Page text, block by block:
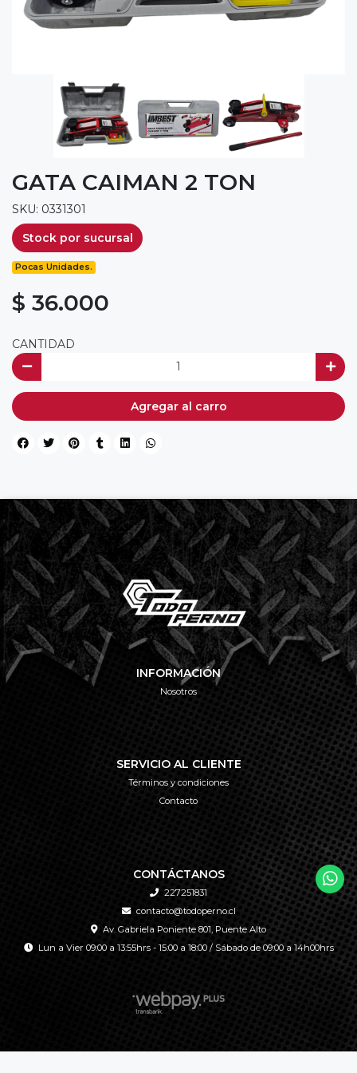
GATA CAIMAN 2 TON
SKU: 0331301
Stock por sucursal
Pocas Unidades.
$ 36.000
CANTIDAD
Agregar al carro
INFORMACIÓN
Nosotros
SERVICIO AL CLIENTE
Términos y condiciones
Contacto
CONTÁCTANOS
227251831
contacto@todoperno.cl
Av. Gabriela Poniente 801, Puente Alto
Lun a Vier 09:00 a 13:55hrs - 15:00 a 18:00 / Sábado de 09:00 a 14h00hrs